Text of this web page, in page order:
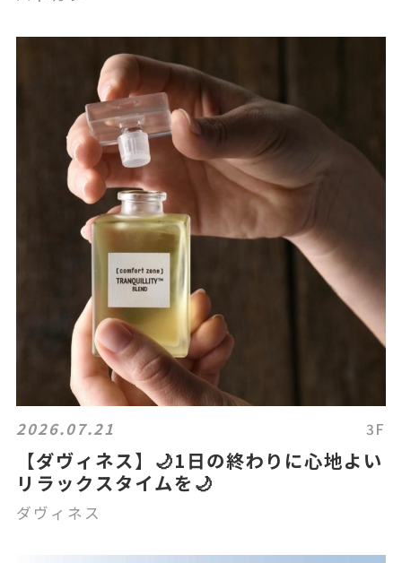
2026.07.21 3F
【ダヴィネス】🌙1日の終わりに心地よい
リラックスタイムを🌙
ダヴィネス